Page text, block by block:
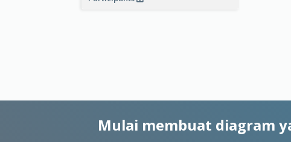
Mulai membuat diagram